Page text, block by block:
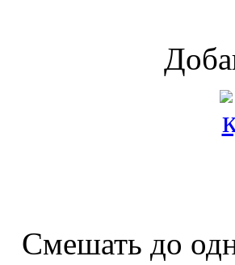
Смешать до